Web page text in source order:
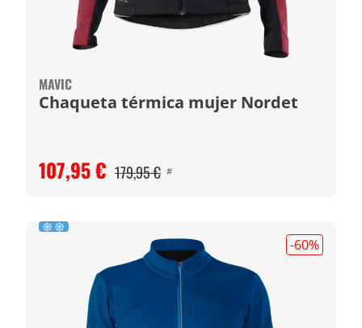
MAVIC
Chaqueta térmica mujer Nordet
107,95 € 179,95 € #
-60%